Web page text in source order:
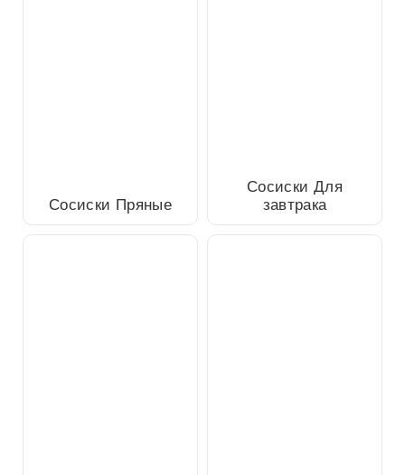
Сосиски Пряные Сосиски Для завтрака